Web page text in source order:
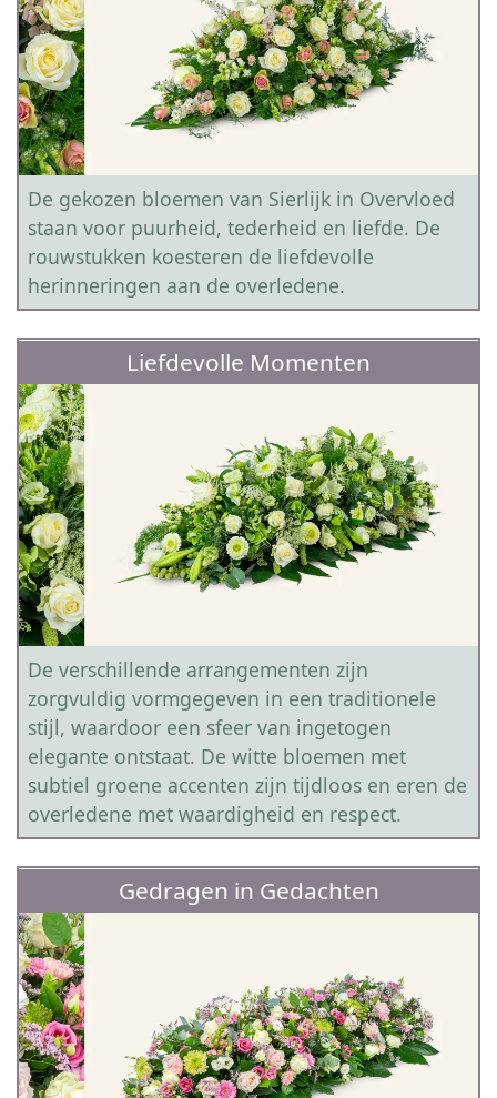
De gekozen bloemen van Sierlijk in Overvloed
staan voor puurheid, tederheid en liefde. De
rouwstukken koesteren de liefdevolle
herinneringen aan de overledene.
Liefdevolle Momenten
De verschillende arrangementen zijn
zorgvuldig vormgegeven in een traditionele
stijl, waardoor een sfeer van ingetogen
elegante ontstaat. De witte bloemen met
subtiel groene accenten zijn tijdloos en eren de
overledene met waardigheid en respect.
Gedragen in Gedachten